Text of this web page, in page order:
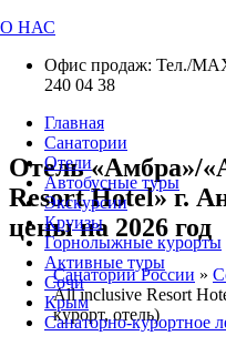
О НАС
Офис продаж: Тел./
240 04 38
Главная
Санатории
Отели
Автобусные туры
Экскурсии
Круизы
Горнолыжные курорты
Активные туры
Сочи
Крым
Санаторно-курортное
Отель «Амбра»/
Resort Hotel» г.
цены на 2026 год
Санатории России »
All inclusive Resort
курорт, отель)